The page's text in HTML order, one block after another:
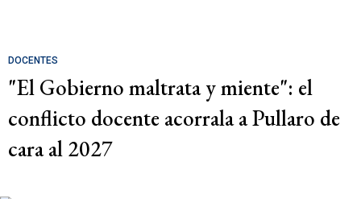
DOCENTES
"El Gobierno maltrata y miente": el
conflicto docente acorrala a Pullaro de
cara al 2027